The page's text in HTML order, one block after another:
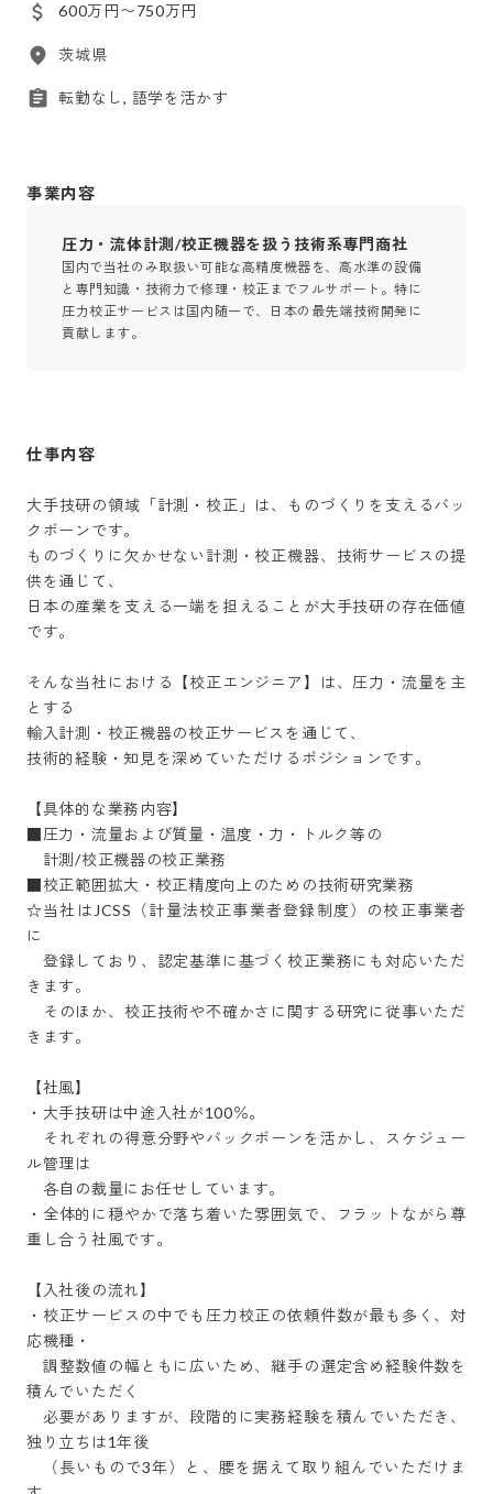
600万円〜750万円
茨城県
転勤なし, 語学を活かす
事業内容
圧力・流体計測/校正機器を扱う技術系専門商社
国内で当社のみ取扱い可能な高精度機器を、高水準の設備
と専門知識・技術力で修理・校正までフルサポート。特に
圧力校正サービスは国内随一で、日本の最先端技術開発に
貢献します。
仕事内容
大手技研の領域「計測・校正」は、ものづくりを支えるバッ
クボーンです。
ものづくりに欠かせない計測・校正機器、技術サービスの提
供を通じて、
日本の産業を支える一端を担えることが大手技研の存在価値
です。
そんな当社における【校正エンジニア】は、圧力・流量を主
とする
輸入計測・校正機器の校正サービスを通じて、
技術的経験・知見を深めていただけるポジションです。
【具体的な業務内容】
■圧力・流量および質量・温度・力・トルク等の
計測/校正機器の校正業務
■校正範囲拡大・校正精度向上のための技術研究業務
☆当社はJCSS（計量法校正事業者登録制度）の校正事業者
に
登録しており、認定基準に基づく校正業務にも対応いただ
きます。
そのほか、校正技術や不確かさに関する研究に従事いただ
きます。
【社風】
・大手技研は中途入社が100％。
それぞれの得意分野やバックボーンを活かし、スケジュー
ル管理は
各自の裁量にお任せしています。
・全体的に穏やかで落ち着いた雰囲気で、フラットながら尊
重し合う社風です。
【入社後の流れ】
・校正サービスの中でも圧力校正の依頼件数が最も多く、対
応機種・
調整数値の幅ともに広いため、継手の選定含め経験件数を
積んでいただく
必要がありますが、段階的に実務経験を積んでいただき、
独り立ちは1年後
（長いもので3年）と、腰を据えて取り組んでいただけま